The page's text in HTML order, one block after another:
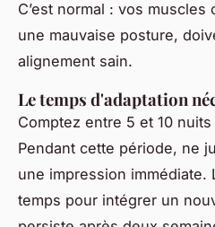
C’est normal : vos
une mauvaise posture,
alignement sain.
Le temps d'adaptation
Comptez entre 5 et 10
Pendant cette période, ne
une impression immédiate.
temps pour intégrer un